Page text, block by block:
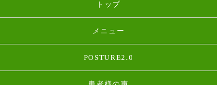
トップ
メニュー
POSTURE2.0